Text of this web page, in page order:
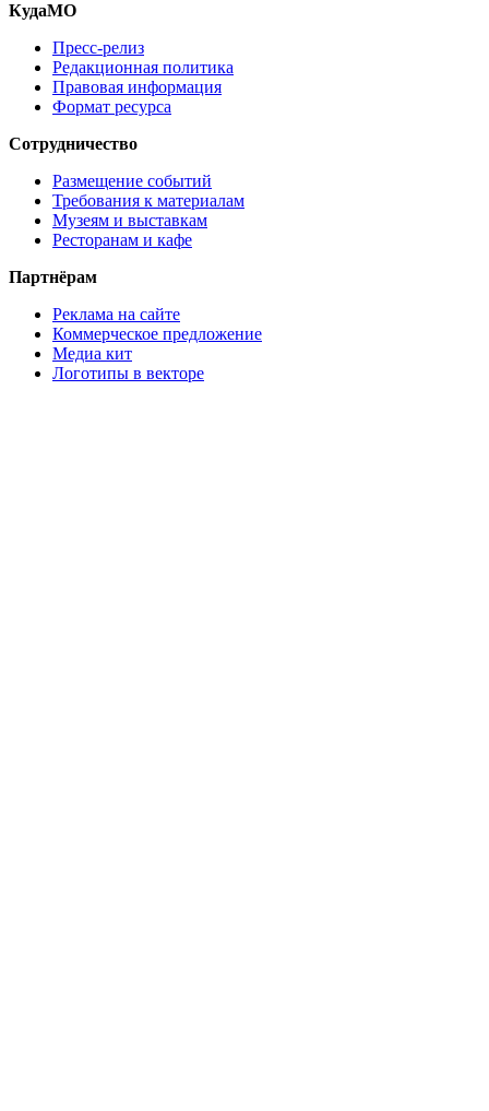
КудаМО
Пресс-релиз
Редакционная политика
Правовая информация
Формат ресурса
Сотрудничество
Размещение событий
Требования к материалам
Музеям и выставкам
Ресторанам и кафе
Партнёрам
Реклама на сайте
Коммерческое предложение
Медиа кит
Логотипы в векторе